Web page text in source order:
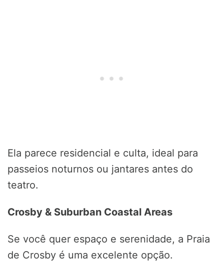
Ela parece residencial e culta, ideal para
passeios noturnos ou jantares antes do
teatro.
Crosby & Suburban Coastal Areas
Se você quer espaço e serenidade, a Praia
de Crosby é uma excelente opção.